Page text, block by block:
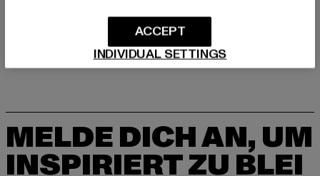
LIEFERUNG & RÜCKGABE
MELDE DICH AN, UM
INSPIRIERT ZU BLEI
INDIVIDUAL SETTINGS
ACCEPT